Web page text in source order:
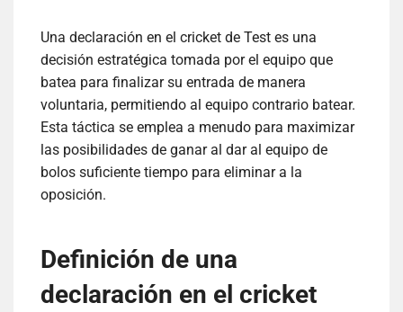
Una declaración en el cricket de Test es una
decisión estratégica tomada por el equipo que
batea para finalizar su entrada de manera
voluntaria, permitiendo al equipo contrario batear.
Esta táctica se emplea a menudo para maximizar
las posibilidades de ganar al dar al equipo de
bolos suficiente tiempo para eliminar a la
oposición.
Definición de una
declaración en el cricket